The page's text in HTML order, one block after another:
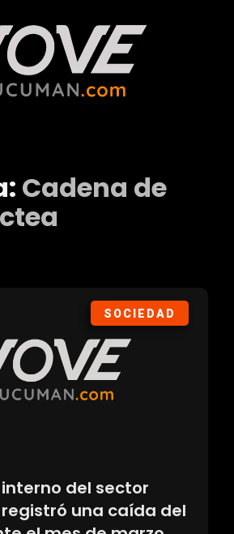
Cadena de
SOCIEDAD
del sector
una caída del